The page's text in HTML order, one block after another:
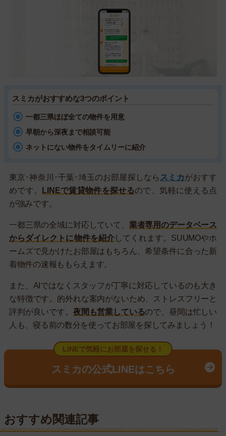
スミカがおすすめな3つのポイント
一都三県ほぼ全ての物件を用意
早朝から深夜まで相談可能
ネットにない物件をタイムリーに紹介
東京･神奈川･千葉･埼玉のお部屋探しなら スミカがおすす
めです。
LINEで賃貸物件を探せるので、気軽に使える点
が強みです。
一都三県の全域に対応していて、 業者専用のデータベース
からダイレクトに物件を紹介してくれます。SUUMOやホ
ームズで見かけたお部屋はもちろん、希望条件に合った新
着物件の速報ももらえます。
また、AIではなくスタッフが丁寧に対応しているのも大き
な特徴です。的外れな案内がないため、ストレスフリーと
評判が良いです。 夜間も営業しているので、昼間は忙しい
人も、寝る前の数分を使ってお部屋を探してみましょう！
LINEで気軽にお部屋を探せる！
スミカの公式LINEはこちら
おすすめ関連記事